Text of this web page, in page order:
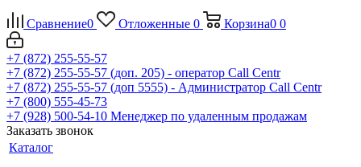
Сравнение0 Отложенные 0 Корзина0 0
+7 (872) 255-55-57
+7 (872) 255-55-57 (доп. 205) - оператор Call Centr
+7 (872) 255-55-57 (доп 5555) - Администратор Call Centr
+7 (800) 555-45-73
+7 (928) 500-54-10 Менеджер по удаленным продажам
Заказать звонок
Каталог